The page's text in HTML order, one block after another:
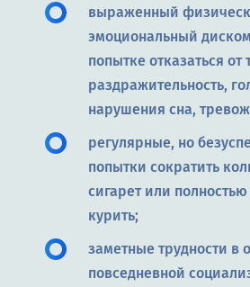
выраженный
эмоциональный
попытке отказаться от
раздражительность,
нарушения сна,
регулярные, но
попытки сократить
сигарет или
курить;
заметные трудности в
повседневной